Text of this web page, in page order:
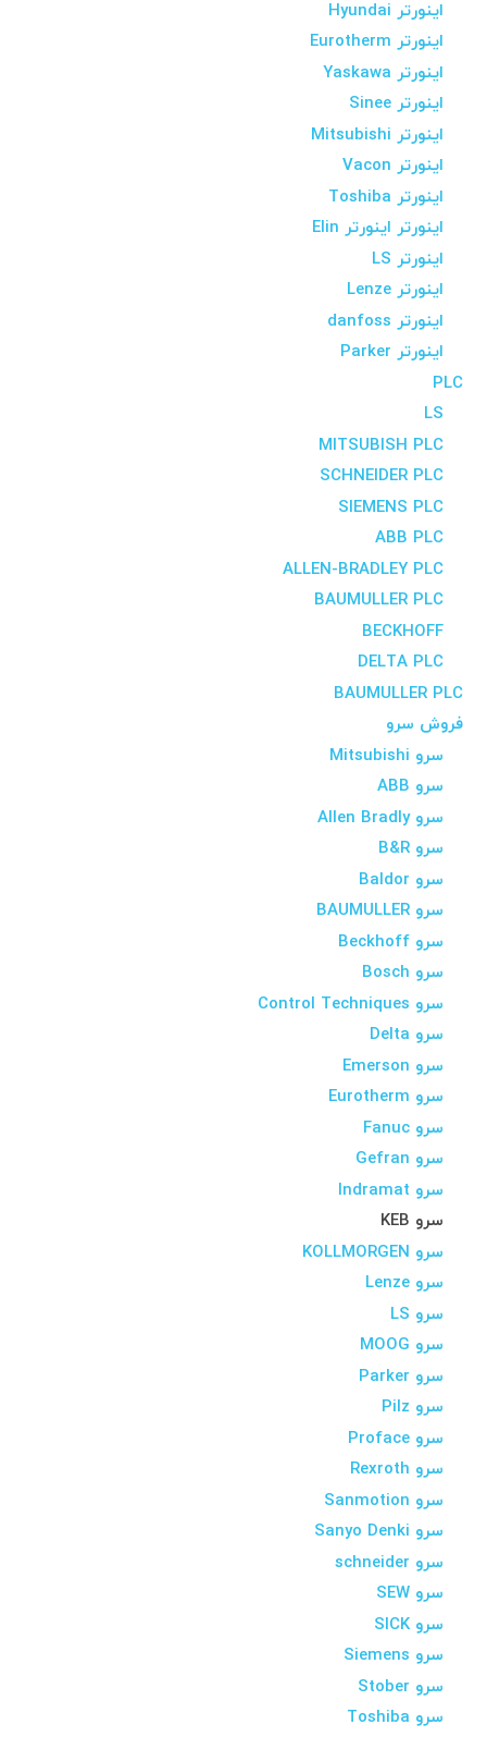
اینورتر Hyundai
اینورتر Eurotherm
اینورتر Yaskawa
اینورتر Sinee
اینورتر Mitsubishi
اینورتر Vacon
اینورتر Toshiba
اینورتر اینورتر Elin
اینورتر LS
اینورتر Lenze
اینورتر danfoss
اینورتر Parker
PLC
LS
MITSUBISH PLC
SCHNEIDER PLC
SIEMENS PLC
ABB PLC
ALLEN-BRADLEY PLC
BAUMULLER PLC
BECKHOFF
DELTA PLC
BAUMULLER PLC
فروش سرو
سرو Mitsubishi
سرو ABB
سرو Allen Bradly
سرو B&R
سرو Baldor
سرو BAUMULLER
سرو Beckhoff
سرو Bosch
سرو Control Techniques
سرو Delta
سرو Emerson
سرو Eurotherm
سرو Fanuc
سرو Gefran
سرو Indramat
سرو KEB
سرو KOLLMORGEN
سرو Lenze
سرو LS
سرو MOOG
سرو Parker
سرو Pilz
سرو Proface
سرو Rexroth
سرو Sanmotion
سرو Sanyo Denki
سرو schneider
سرو SEW
سرو SICK
سرو Siemens
سرو Stober
سرو Toshiba